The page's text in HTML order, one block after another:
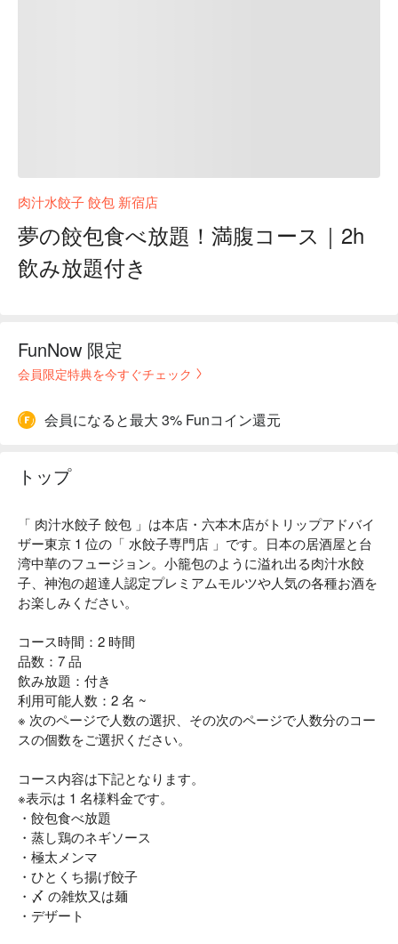
肉汁水餃子 餃包 新宿店
夢の餃包食べ放題！満腹コース｜2h
飲み放題付き
FunNow 限定
会員限定特典を今すぐチェック
会員になると最大 3% Funコイン還元
トップ
「 肉汁水餃子 餃包 」は本店・六本木店がトリップアドバイ
ザー東京 1 位の「 水餃子専門店 」です。日本の居酒屋と台
湾中華のフュージョン。小籠包のように溢れ出る肉汁水餃
子、神泡の超達人認定プレミアムモルツや人気の各種お酒を
お楽しみください。
コース時間：2 時間
品数：7 品
飲み放題：付き
利用可能人数：2 名 ~
※ 次のページで人数の選択、その次のページで人数分のコー
スの個数をご選択ください。
コース内容は下記となります。
※表示は 1 名様料金です。
・餃包食べ放題
・蒸し鶏のネギソース
・極太メンマ
・ひとくち揚げ餃子
・〆 の雑炊又は麺
・デザート